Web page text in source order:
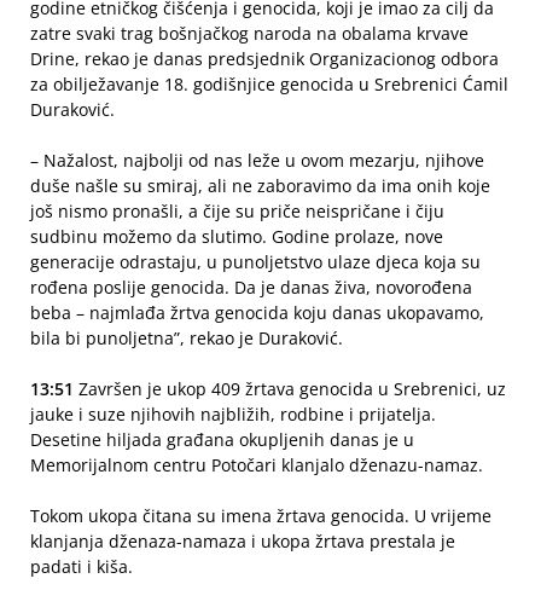
godine etničkog čišćenja i genocida, koji je imao za cilj da
zatre svaki trag bošnjačkog naroda na obalama krvave
Drine, rekao je danas predsjednik Organizacionog odbora
za obilježavanje 18. godišnjice genocida u Srebrenici Ćamil
Duraković.
– Nažalost, najbolji od nas leže u ovom mezarju, njihove
duše našle su smiraj, ali ne zaboravimo da ima onih koje
još nismo pronašli, a čije su priče neispričane i čiju
sudbinu možemo da slutimo. Godine prolaze, nove
generacije odrastaju, u punoljetstvo ulaze djeca koja su
rođena poslije genocida. Da je danas živa, novorođena
beba – najmlađa žrtva genocida koju danas ukopavamo,
bila bi punoljetna”, rekao je Duraković.
13:51 Završen je ukop 409 žrtava genocida u Srebrenici, uz
jauke i suze njihovih najbližih, rodbine i prijatelja.
Desetine hiljada građana okupljenih danas je u
Memorijalnom centru Potočari klanjalo dženazu-namaz.
Tokom ukopa čitana su imena žrtava genocida. U vrijeme
klanjanja dženaza-namaza i ukopa žrtava prestala je
padati i kiša.